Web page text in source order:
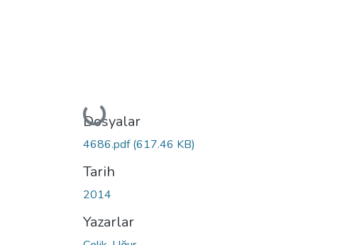
Yükleniyor...
Dosyalar
4686.pdf(617.46 KB)
Tarih
2014
Yazarlar